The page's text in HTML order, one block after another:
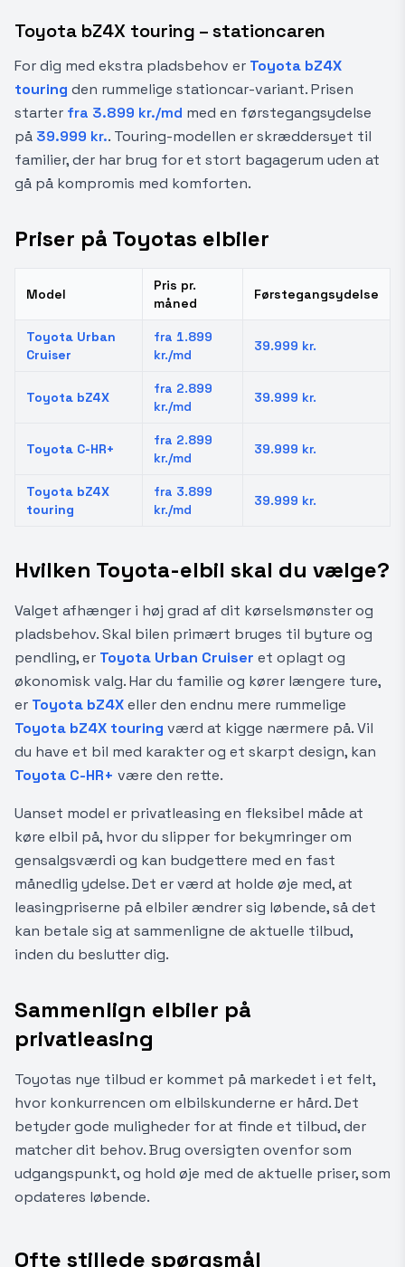
Toyota bZ4X touring – stationcaren
For dig med ekstra pladsbehov er Toyota bZ4X
touring den rummelige stationcar-variant. Prisen
starter fra 3.899 kr./md med en førstegangsydelse
på 39.999 kr.. Touring-modellen er skræddersyet til
familier, der har brug for et stort bagagerum uden at
gå på kompromis med komforten.
Priser på Toyotas elbiler
Model
Pris pr.
måned
Førstegangsydelse
Toyota Urban
Cruiser
fra 1.899
kr./md
39.999 kr.
Toyota bZ4X
fra 2.899
kr./md
39.999 kr.
Toyota C-HR+
fra 2.899
kr./md
39.999 kr.
Toyota bZ4X
touring
fra 3.899
kr./md
39.999 kr.
Hvilken Toyota-elbil skal du vælge?
Valget afhænger i høj grad af dit kørselsmønster og
pladsbehov. Skal bilen primært bruges til byture og
pendling, er Toyota Urban Cruiser et oplagt og
økonomisk valg. Har du familie og kører længere ture,
er Toyota bZ4Xeller den endnu mere rummelige
Toyota bZ4X touring værd at kigge nærmere på. Vil
du have et bil med karakter og et skarpt design, kan
Toyota C-HR+ være den rette.
Uanset model er privatleasing en fleksibel måde at
køre elbil på, hvor du slipper for bekymringer om
gensalgsværdi og kan budgettere med en fast
månedlig ydelse. Det er værd at holde øje med, at
leasingpriserne på elbiler ændrer sig løbende, så det
kan betale sig at sammenligne de aktuelle tilbud,
inden du beslutter dig.
Sammenlign elbiler på
privatleasing
Toyotas nye tilbud er kommet på markedet i et felt,
hvor konkurrencen om elbilskunderne er hård. Det
betyder gode muligheder for at finde et tilbud, der
matcher dit behov. Brug oversigten ovenfor som
udgangspunkt, og hold øje med de aktuelle priser, som
opdateres løbende.
Ofte stillede spørgsmål